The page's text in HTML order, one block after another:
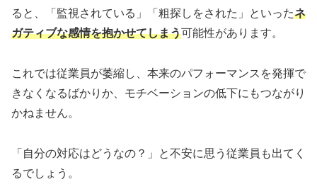
ると、「監視されている」「粗探しをされた」といったネ
ガティブな感情を抱かせてしまう可能性があります。
これでは従業員が萎縮し、本来のパフォーマンスを発揮で
きなくなるばかりか、モチベーションの低下にもつながり
かねません。
「自分の対応はどうなの？」と不安に思う従業員も出てく
るでしょう。